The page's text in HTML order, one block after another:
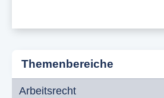
Themenbereiche
Arbeitsrecht